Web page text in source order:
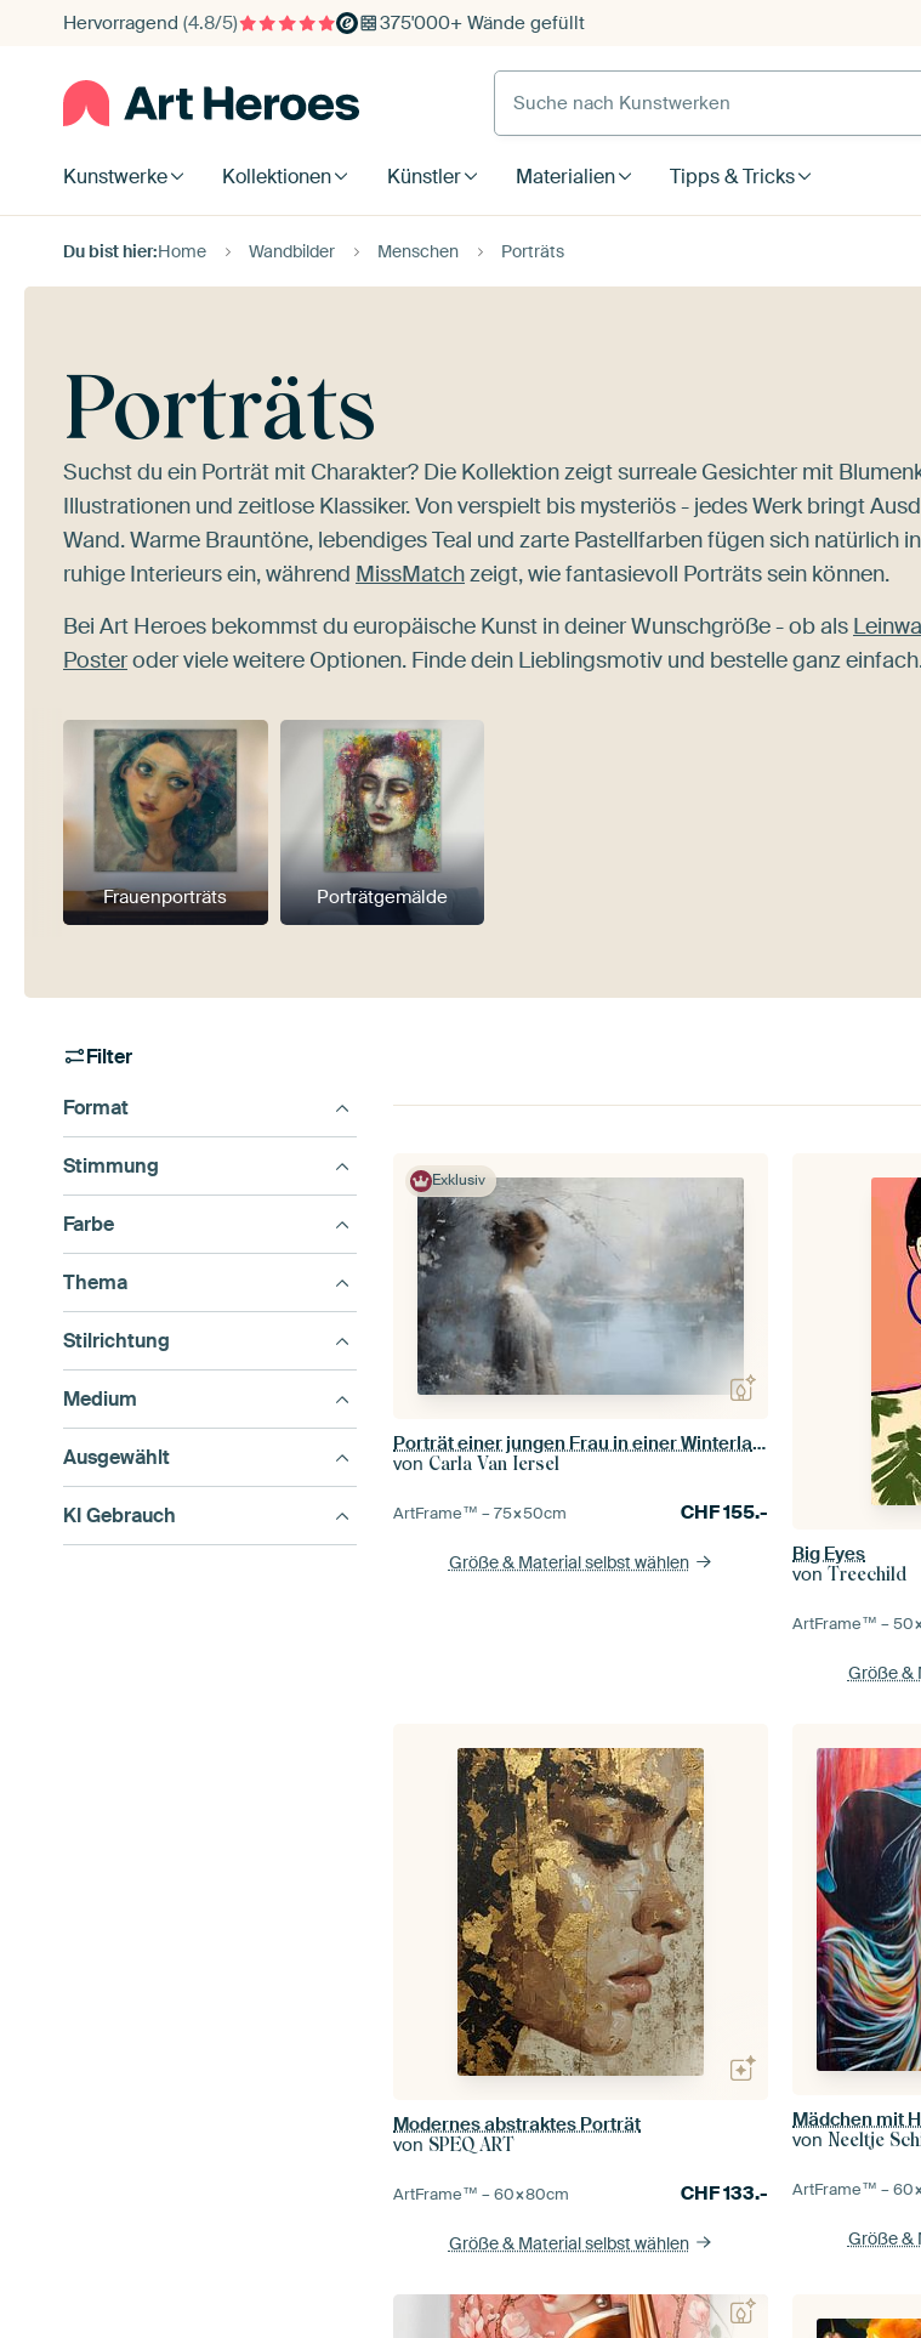
Hervorragend (4.8/5) 375'000+ Wände gefüllt
Suche nach Kunstwerken
Kunstwerke Kollektionen Künstler Materialien Tipps & Tricks
Du bist hier:Home Wandbilder Menschen Porträts
Porträts
Suchst du ein Porträt mit Charakter? Die Kollektion zeigt surreale Gesichter mit
Illustrationen und zeitlose Klassiker. Von verspielt bis mysteriös - jedes Werk bringt
Wand. Warme Brauntöne, lebendiges Teal und zarte Pastellfarben fügen sich natürlich
ruhige Interieurs ein, während MissMatchzeigt, wie fantasievoll Porträts sein können.
Bei Art Heroes bekommst du europäische Kunst in deiner Wunschgröße - ob als
Posteroder viele weitere Optionen. Finde dein Lieblingsmotiv und bestelle ganz
Frauenporträts Porträtgemälde
Filter
Format
Stimmung
Farbe
Thema
Stilrichtung
Medium
Ausgewählt
KI Gebrauch
Exklusiv
Porträt einer jungen Frau in einer Winterlandschaft
von Carla Van Iersel
ArtFrame™ –75×50cm CHF155.-
Größe & Material selbst wählen
Big Eyes
vonTreechild
ArtFrame™ –
Größe &
Modernes abstraktes Porträt
von SPEQ ART
ArtFrame™ –60×80cm CHF133.-
Größe & Material selbst wählen
Mädchen mit
von Neeltje
ArtFrame™ –
Größe &